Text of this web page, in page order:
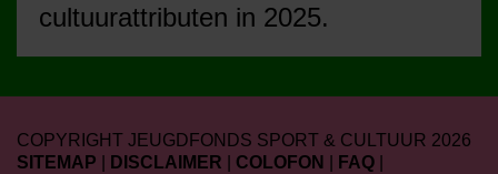
cultuurattributen in 2025.
COPYRIGHT JEUGDFONDS SPORT & CULTUUR 2026
SITEMAP
DISCLAIMER COLOFON FAQ